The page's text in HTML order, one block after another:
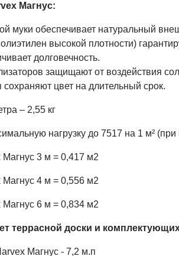
Магнус:
муки обеспечивает натуральный
высокой плотности)
долговечность.
защищают от воздействия
сохраняют цвет на длительный срок.
– 2,55 кг
нагрузку до 7517 на 1 м²
3 м = 0,417 м2
4 м = 0,556 м2
6 м = 0,834 м2
террасной доски и
Магнус - 7,2 м.п